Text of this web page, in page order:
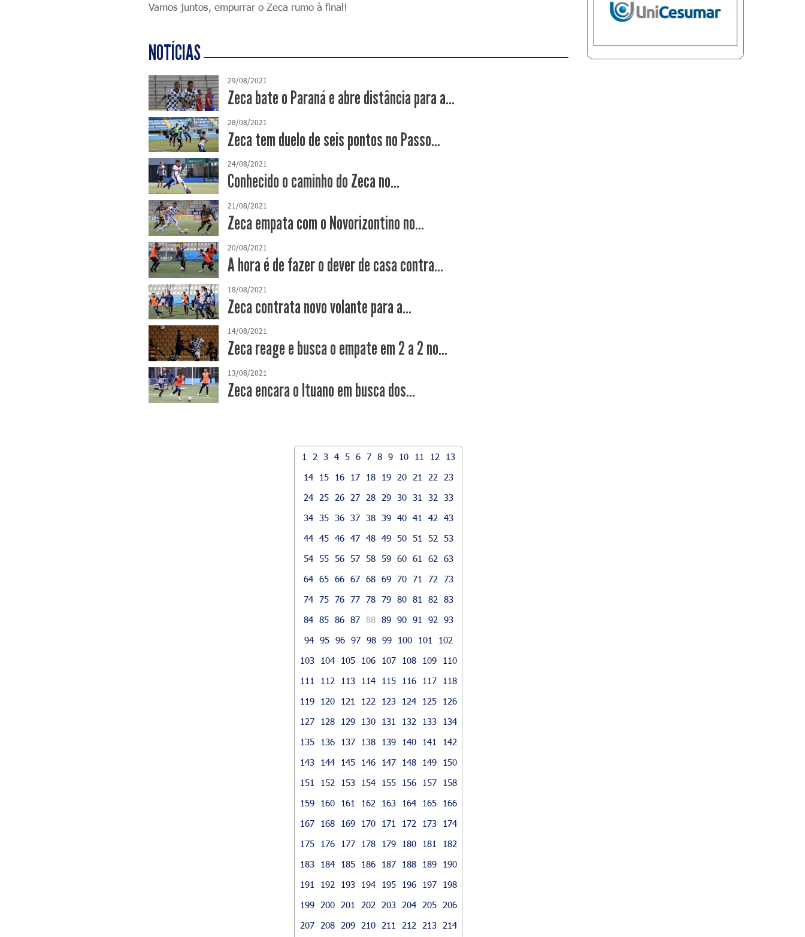
Vamos juntos, empurrar o Zeca rumo à final!
NOTÍCIAS
29/08/2021
Zeca bate o Paraná e abre distância para a...
28/08/2021
Zeca tem duelo de seis pontos no Passo...
24/08/2021
Conhecido o caminho do Zeca no...
21/08/2021
Zeca empata com o Novorizontino no...
20/08/2021
A hora é de fazer o dever de casa contra...
18/08/2021
Zeca contrata novo volante para a...
14/08/2021
Zeca reage e busca o empate em 2 a 2 no...
13/08/2021
Zeca encara o Ituano em busca dos...
1 2 3 4 5 6 7 8 9 10 11 12
13
14
15 16 17 18 19 20 21 22
23
24
25 26 27 28 29 30 31 32
33
34 35 36 37 38 39 40 41 42
43
44 45 46 47 48 49 50 51 52
53
54 55 56 57 58 59 60 61 62
63
64 65 66 67 68 69 70 71 72
73
74 75 76 77 78 79 80 81 82
83
84 85 86 87 88 89 90 91 92
93
94 95 96 97 98 99 100 101
102
103
104 105 106 107 108 109
110
111
112 113 114 115 116 117
118
119
120 121 122 123 124 125
126
127
128 129 130 131 132 133
134
135
136 137 138 139 140 141
142
143
144 145 146 147 148 149
150
151
152 153 154 155 156 157
158
159
160 161 162 163 164 165
166
167
168 169 170 171 172 173
174
175
176 177 178 179 180 181
182
183
184 185 186 187 188 189
190
191
192 193 194 195 196 197
198
199
200 201 202 203 204 205
206
207
208 209 210 211 212 213 214